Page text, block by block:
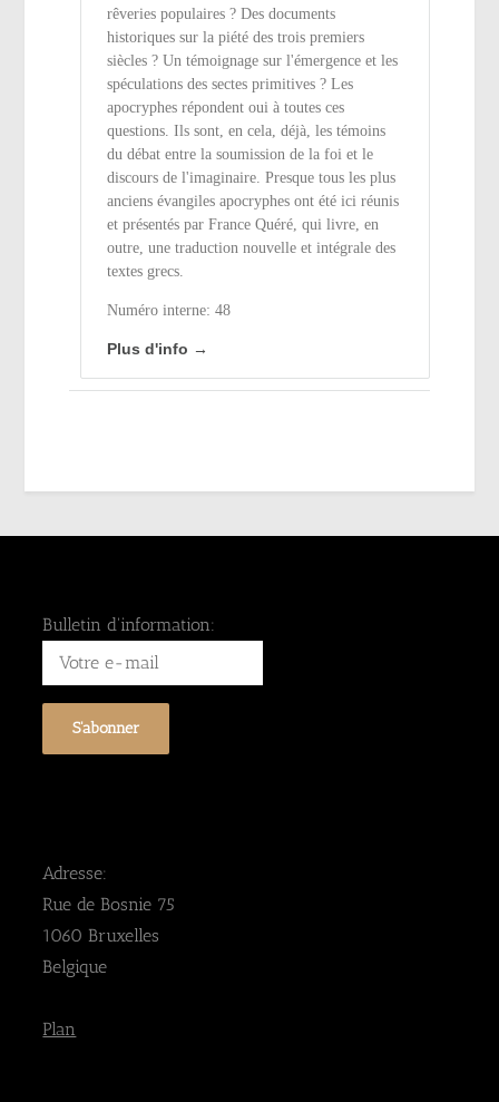
rêveries populaires ? Des documents
historiques sur la piété des trois premiers
siècles ? Un témoignage sur l'émergence et les
spéculations des sectes primitives ? Les
apocryphes répondent oui à toutes ces
questions. Ils sont, en cela, déjà, les témoins
du débat entre la soumission de la foi et le
discours de l'imaginaire. Presque tous les plus
anciens évangiles apocryphes ont été ici réunis
et présentés par France Quéré, qui livre, en
outre, une traduction nouvelle et intégrale des
textes grecs.
Numéro interne: 48
Plus d'info →
Bulletin d'information:
Adresse:
Rue de Bosnie 75
1060 Bruxelles
Belgique
Plan